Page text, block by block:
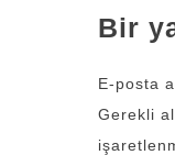
Bir
E-posta
Gerekli